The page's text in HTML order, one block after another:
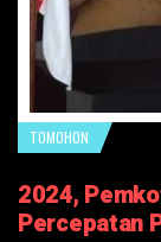
TOMOHON
2024,
Percepatan